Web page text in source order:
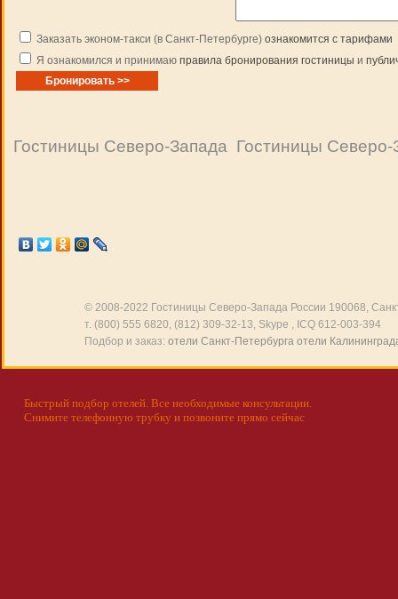
Заказать эконом-такси (в Санкт-Петербурге) ознакомится с тарифами
Я ознакомился и принимаю правила бронирования гостиницы и
Гостиницы Северо-Запада Гостиницы Северо-
© 2008-2022 Гостиницы Северо-Запада России 190068,
т. (800) 555 6820, (812) 309-32-13, Skype , ICQ 612-003-394
Подбор и заказ: отели Санкт-Петербурга отели
Быстрый подбор отелей. Все необходимые консультации.
Снимите телефонную трубку и позвоните прямо сейчас